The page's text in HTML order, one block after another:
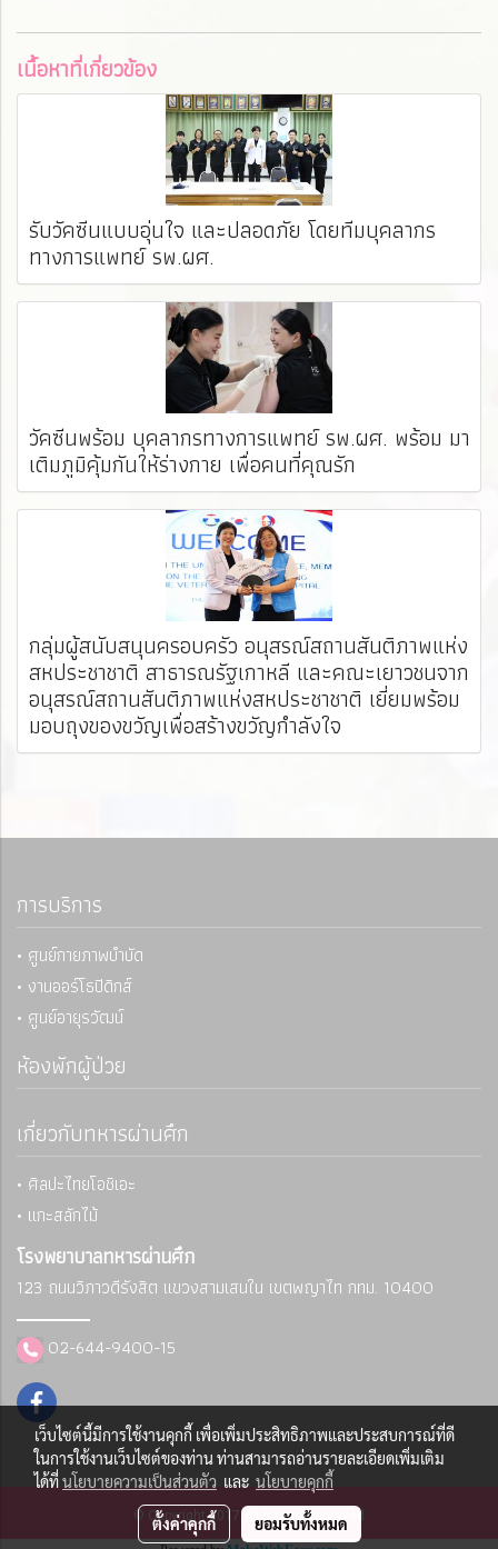
เนื้อหาที่เกี่ยวข้อง
รับวัคซีนแบบอุ่นใจ และปลอดภัย โดยทีมบุคลากร
ทางการแพทย์ รพ.ผศ. ️
วัคซีนพร้อม บุคลากรทางการแพทย์ รพ.ผศ. พร้อม มา
เติมภูมิคุ้มกันให้ร่างกาย เพื่อคนที่คุณรัก
กลุ่มผู้สนับสนุนครอบครัว อนุสรณ์สถานสันติภาพแห่ง
สหประชาชาติ สาธารณรัฐเกาหลี และคณะเยาวชนจาก
อนุสรณ์สถานสันติภาพแห่งสหประชาชาติ เยี่ยมพร้อม
มอบถุงของขวัญเพื่อสร้างขวัญกำลังใจ
การบริการ
• ศูนย์กายภาพบำบัด
• งานออร์โธปิดิกส์
• ศูนย์อายุรวัฒน์
ห้องพักผู้ป่วย
เกี่ยวกับทหารผ่านศึก
• ศิลปะไทยโอชิเอะ
• แกะสลักไม้
โรงพยาบาลทหารผ่านศึก
123 ถนนวิภาวดีรังสิต แขวงสามเสนใน เขตพญาไท กทม. 10400
02-644-9400-15
© Copyright 2017 All Rights Reserved
เว็บไซต์นี้มีการใช้งานคุกกี้ เพื่อเพิ่มประสิทธิภาพและประสบการณ์ที่ดี
ในการใช้งานเว็บไซต์ของท่าน ท่านสามารถอ่านรายละเอียดเพิ่มเติม
ได้ที่นโยบายความเป็นส่วนตัว และ นโยบายคุกกี้
ตั้งค่าคุกกี้ ยอมรับทั้งหมด